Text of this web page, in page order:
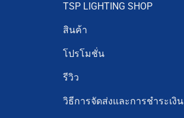
TSP LIGHTING SHOP
สินค้า
โปรโมชั่น
รีวิว
วิธีการจัดส่งและการชำระเงิน